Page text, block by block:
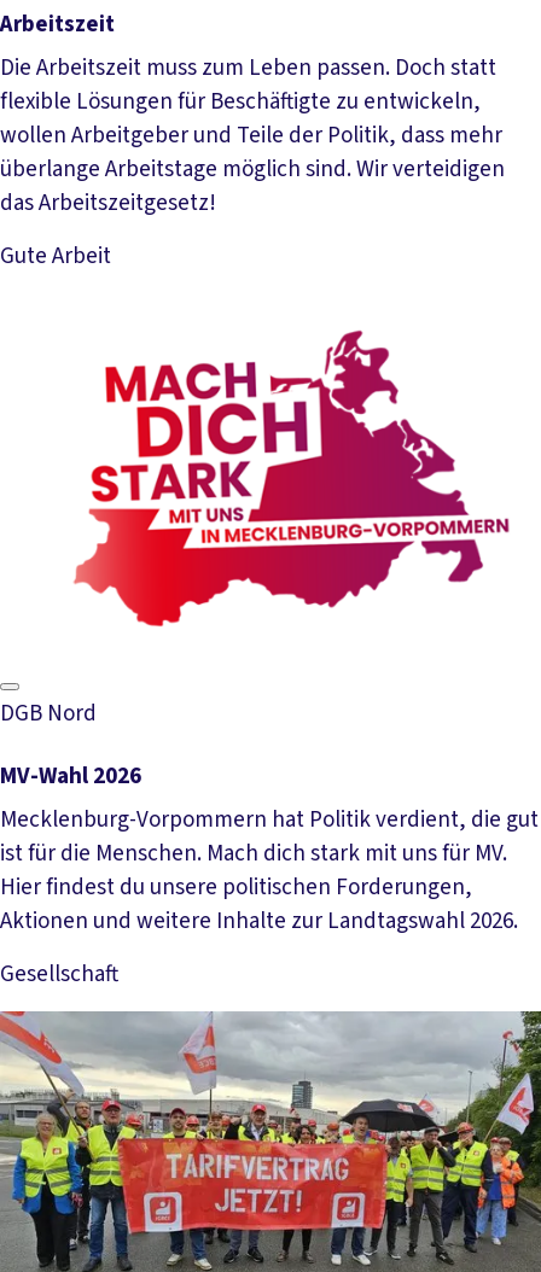
Arbeitszeit
Die Arbeitszeit muss zum Leben passen. Doch statt
flexible Lösungen für Beschäftigte zu entwickeln,
wollen Arbeitgeber und Teile der Politik, dass mehr
überlange Arbeitstage möglich sind. Wir verteidigen
das Arbeitszeitgesetz!
Gute Arbeit
DGB Nord
MV-Wahl 2026
Mecklenburg-Vorpommern hat Politik verdient, die gut
ist für die Menschen. Mach dich stark mit uns für MV.
Hier findest du unsere politischen Forderungen,
Aktionen und weitere Inhalte zur Landtagswahl 2026.
Gesellschaft
Mehr lesen